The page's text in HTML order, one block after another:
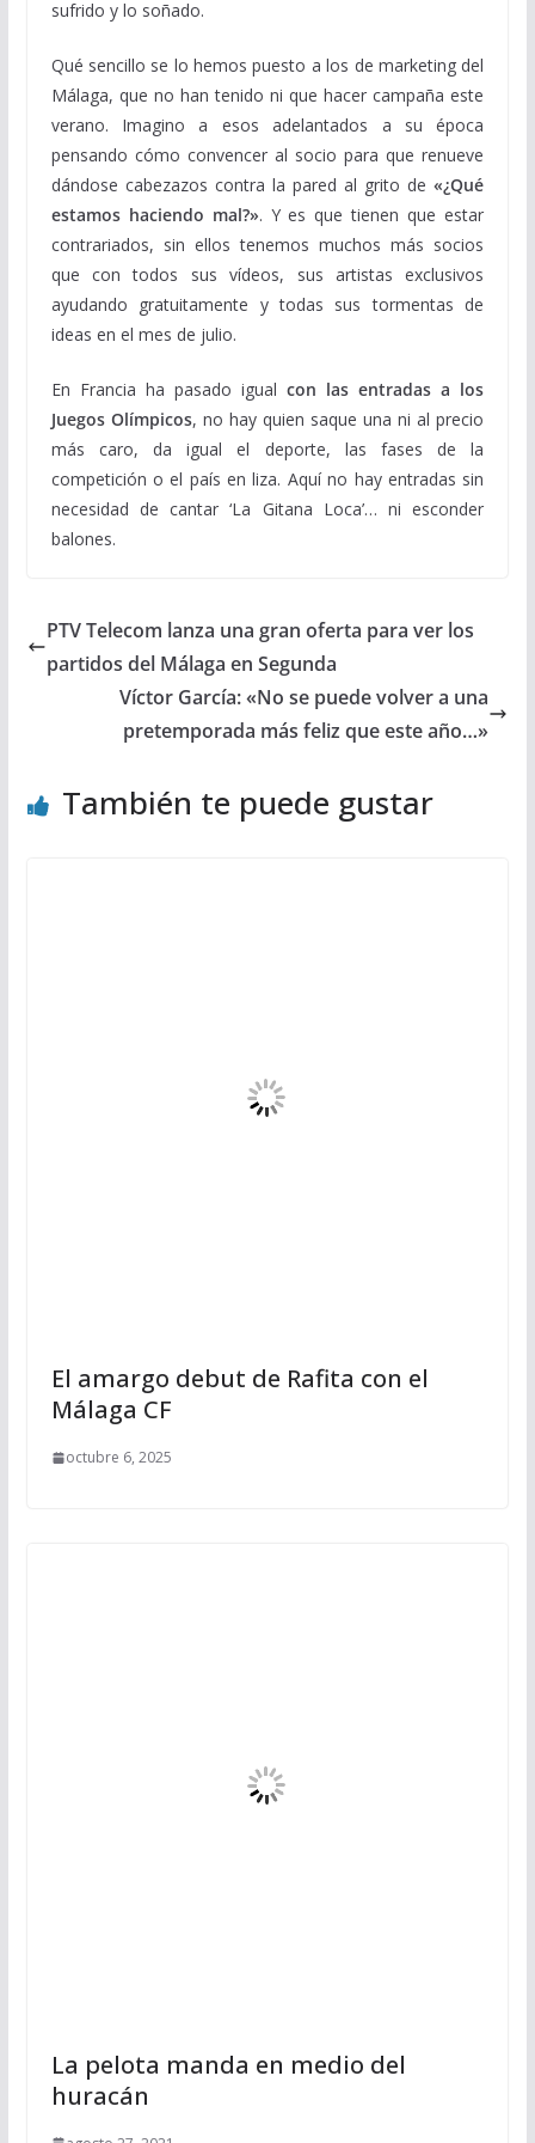
sufrido y lo soñado.
Qué sencillo se lo hemos puesto a los de marketing del
Málaga, que no han tenido ni que hacer campaña este
verano. Imagino a esos adelantados a su época
pensando cómo convencer al socio para que renueve
dándose cabezazos contra la pared al grito de«¿Qué
estamos haciendo mal?». Y es que tienen que estar
contrariados, sin ellos tenemos muchos más socios
que con todos sus vídeos, sus artistas exclusivos
ayudando gratuitamente y todas sus tormentas de
ideas en el mes de julio.
En Francia ha pasado igualcon las entradas a los
Juegos Olímpicos, no hay quien saque una ni al precio
más caro, da igual el deporte, las fases de la
competición o el país en liza. Aquí no hay entradas sin
necesidad de cantar ‘La Gitana Loca’… ni esconder
balones.
PTV Telecom lanza una gran oferta para ver los
partidos del Málaga en Segunda
Víctor García: «No se puede volver a una
pretemporada más feliz que este año…»
También te puede gustar
El amargo debut de Rafita con el
Málaga CF
octubre 6, 2025
La pelota manda en medio del
huracán